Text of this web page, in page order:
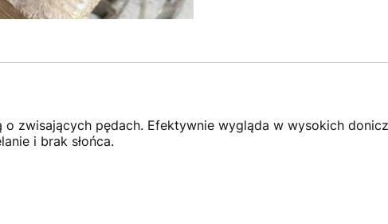
o zwisających pędach. Efektywnie wygląda w wysokich
i brak słońca.